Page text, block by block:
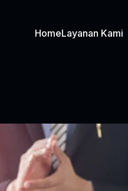
HomeLayanan Kami